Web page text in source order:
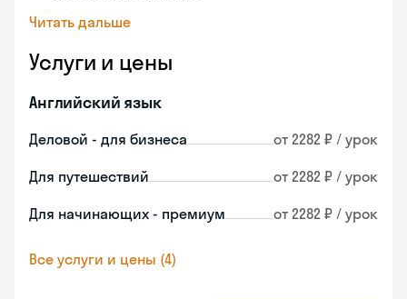
Читать дальше
Услуги и цены
Английский язык
Деловой - для бизнеса от 2282 ₽ / урок
Для путешествий от 2282 ₽ / урок
Для начинающих - премиум от 2282 ₽ / урок
Все услуги и цены (4)